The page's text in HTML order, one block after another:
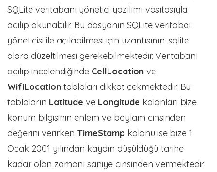
SQLite veritabanı yönetici yazılımı vasıtasıyla
açılıp okunabilir. Bu dosyanın SQLite veritabaı
yöneticisi ile açılabilmesi için uzantısının .sqlite
olara düzeltilmesi gerekebilmektedir. Veritabanı
açılıp incelendiğinde CellLocation ve
WifiLocation tabloları dikkat çekmektedir. Bu
tabloların Latitude ve Longitude kolonları bize
konum bilgisinin enlem ve boylam cinsinden
değerini verirken TimeStamp kolonu ise bize 1
Ocak 2001 yılından kaydın düşüldüğü tarihe
kadar olan zamanı saniye cinsinden vermektedir.